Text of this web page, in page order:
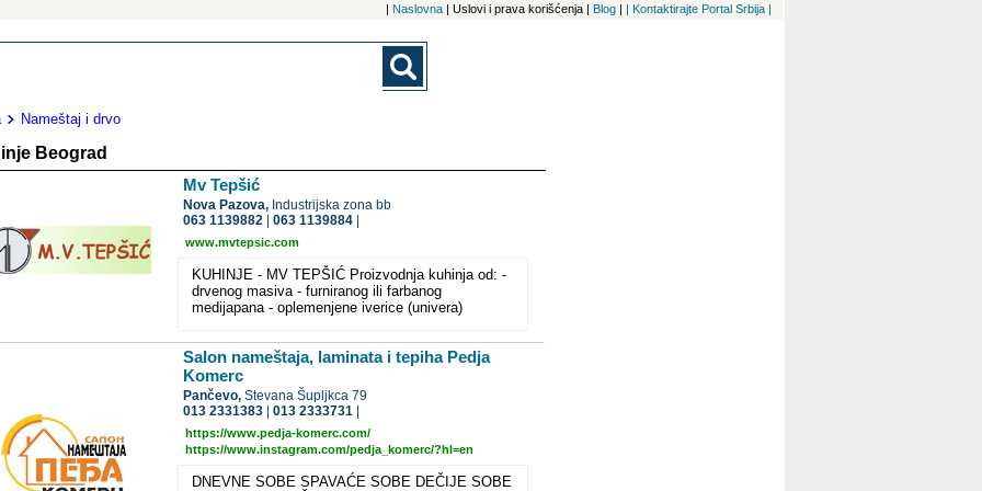
| Naslovna | Uslovi i prava korišćenja | Blog | | Kontaktirajte Portal Srbija |
Nameštaj i drvo
Beograd
Mv Tepšić
Nova Pazova, Industrijska zona bb
063 1139882 |063 1139884
www.mvtepsic.com
KUHINJE - MV TEPŠIĆ Proizvodnja kuhinja od: -
drvenog masiva - furniranog ili farbanog
medijapana - oplemenjene iverice (univera)
Salon nameštaja, laminata i tepiha Pedja
Komerc
Pančevo,Stevana Šupljkca 79
013 2331383 |013 2333731
https://www.pedja-komerc.com/
https://www.instagram.com/pedja_komerc/?hl=en
DNEVNE SOBE SPAVAĆE SOBE DEČIJE SOBE